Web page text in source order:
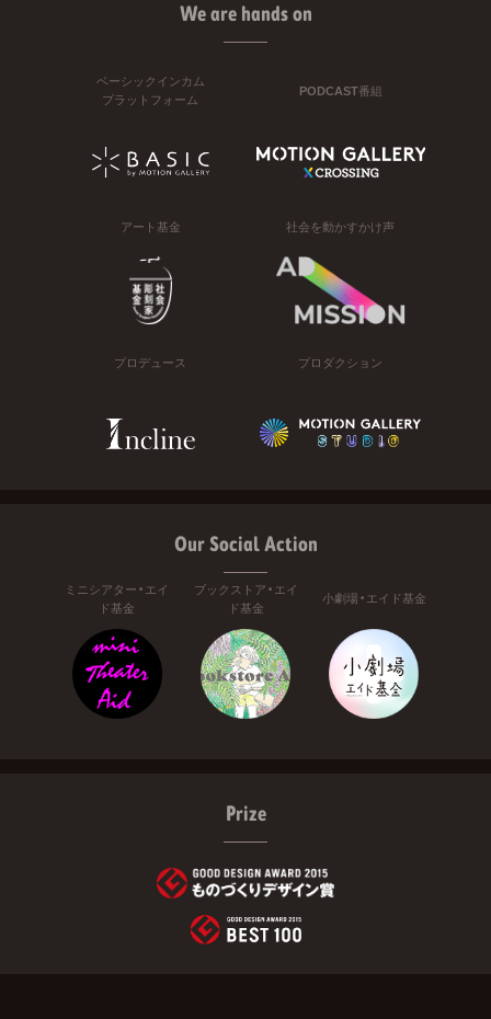
We are hands on
ベーシックインカム
プラットフォーム
PODCAST番組
アート基金 社会を動かすかけ声
プロデュース プロダクション
Our Social Action
ミニシアター・エイ
ド基金
ブックストア・エイ
ド基金
小劇場・エイド基金
Prize